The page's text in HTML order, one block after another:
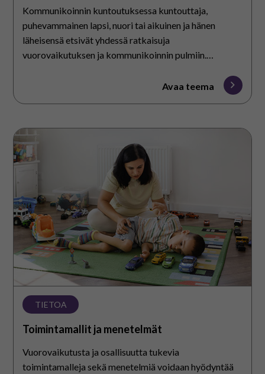
Kommunikoinnin kuntoutuksessa kuntouttaja,
puhevammainen lapsi, nuori tai aikuinen ja hänen
läheisensä etsivät yhdessä ratkaisuja
vuorovaikutuksen ja kommunikoinnin pulmiin.
Avaa teema
Toimintamallit
ja
menetelmät
TIETOA
Toimintamallit ja menetelmät
Vuorovaikutusta ja osallisuutta tukevia
toimintamalleja sekä menetelmiä voidaan hyödyntää